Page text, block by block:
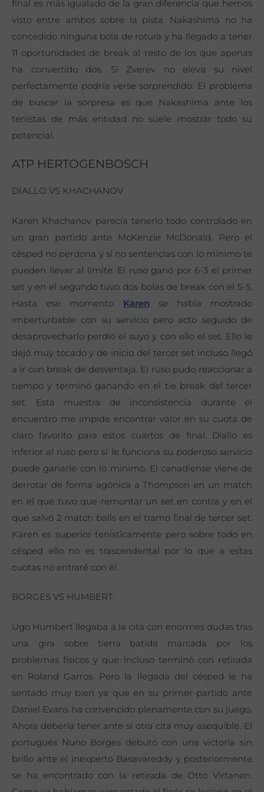
final es más igualado de la gran diferencia que hemos
visto entre ambos sobre la pista. Nakashima no ha
concedido ninguna bola de rotura y ha llegado a tener
11 oportunidades de break al resto de los que apenas
ha convertido dos. Si Zverev no eleva su nivel
perfectamente podría verse sorprendido. El problema
de buscar la sorpresa es que Nakashima ante los
tenistas de más entidad no suele mostrar todo su
potencial.
ATP HERTOGENBOSCH
DIALLO VS KHACHANOV
Karen Khachanov parecía tenerlo todo controlado en
un gran partido ante McKenzie McDonald. Pero el
césped no perdona y si no sentencias con lo mínimo te
pueden llevar al límite. El ruso ganó por 6-3 el primer
set y en el segundo tuvo dos bolas de break con el 5-5.
Hasta ese momento Karen se había mostrado
imperturbable con su servicio pero acto seguido de
desaprovecharlo perdió el suyo y con ello el set. Ello le
dejó muy tocado y de inicio del tercer set incluso llegó
a ir con break de desventaja. El ruso pudo reaccionar a
tiempo y terminó ganando en el tie break del tercer
set. Esta muestra de inconsistencia durante el
encuentro me impide encontrar valor en su cuota de
claro favorito para estos cuartos de final. Diallo es
inferior al ruso pero si le funciona su poderoso servicio
puede ganarle con lo mínimo. El canadiense viene de
derrotar de forma agónica a Thompson en un match
en el que tuvo que remontar un set en contra y en el
que salvó 2 match balls en el tramo final de tercer set.
Karen es superior tenísticamente pero sobre todo en
césped ello no es trascendental por lo que a estas
cuotas no entraré con él.
BORGES VS HUMBERT
Ugo Humbert llegaba a la cita con enormes dudas tras
una gira sobre tierra batida marcada por los
problemas físicos y que incluso terminó con retirada
en Roland Garros. Pero la llegada del césped le ha
sentado muy bien ya que en su primer partido ante
Daniel Evans ha convencido plenamente con su juego.
Ahora debería tener ante sí otra cita muy asequible. El
portugués Nuno Borges debutó con una victoria sin
brillo ante el inexperto Basavareddy y posteriormente
se ha encontrado con la retirada de Otto Virtanen.